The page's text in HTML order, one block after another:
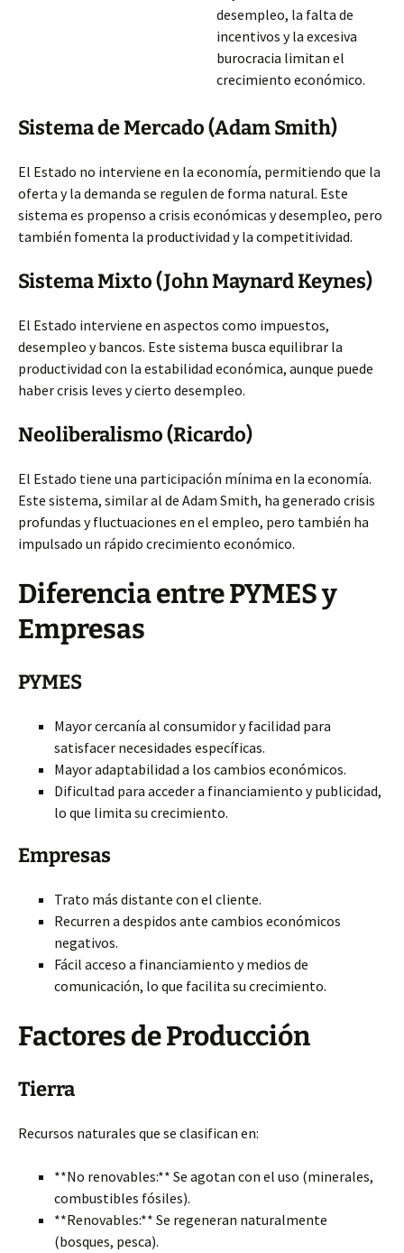
desempleo, la falta de
incentivos y la excesiva
burocracia limitan el
crecimiento económico.
Sistema de Mercado (Adam Smith)
El Estado no interviene en la economía, permitiendo que la
oferta y la demanda se regulen de forma natural. Este
sistema es propenso a crisis económicas y desempleo, pero
también fomenta la productividad yla competitividad.
Sistema Mixto (John Maynard Keynes)
El Estado interviene en aspectos como impuestos,
desempleo y bancos. Este sistema busca equilibrar la
productividad con la estabilidad económica, aunque puede
haber crisis leves y cierto desempleo.
Neoliberalismo (Ricardo)
El Estado tiene una participación mínima en la economía.
Este sistema, similar al de Adam Smith, ha generado crisis
profundas y fluctuaciones en el empleo, pero también ha
impulsado un rápido crecimiento económico.
Diferencia entre PYMES y
Empresas
PYMES
Mayor cercanía al consumidor y facilidad para
satisfacer necesidades específicas.
Mayor adaptabilidad a los cambios económicos.
Dificultad para acceder a financiamiento y publicidad,
lo que limita su crecimiento.
Empresas
Trato más distante con el cliente.
Recurren a despidos ante cambios económicos
negativos.
Fácil acceso a financiamiento y medios de
comunicación, lo que facilita su crecimiento.
Factores de Producción
Tierra
Recursos naturales que se clasifican en:
**No renovables:** Se agotan con el uso (minerales,
combustibles fósiles).
**Renovables:** Se regeneran naturalmente
(bosques, pesca).